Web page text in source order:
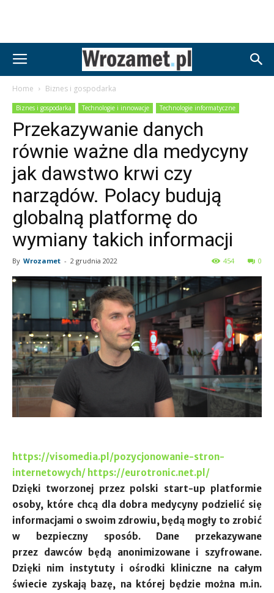
Home Biznes i gospodarka
Biznes i gospodarka Technologie i innowacje Technologie informatyczne
Przekazywanie danych
równie ważne dla medycyny
jak dawstwo krwi czy
narządów. Polacy budują
globalną platformę do
wymiany takich informacji
By Wrozamet - 2 grudnia 2022 0
454
https://visomedia.pl/pozycjonowanie-stron-
internetowych/ https://eurotronic.net.pl/
Dzięki tworzonej przez polski start-up platformie
osoby, które chcą dla dobra medycyny podzielić się
informacjami o swoim zdrowiu, będą mogły to zrobić
w bezpieczny sposób. Dane przekazywane
przez dawców będą anonimizowane i szyfrowane.
Dzięki nim instytuty i ośrodki kliniczne na całym
świecie zyskają bazę, na której będzie można m.in.